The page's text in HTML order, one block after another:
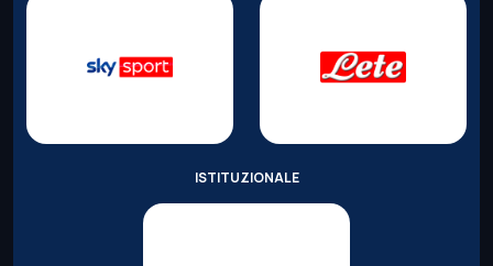
ISTITUZIONALE